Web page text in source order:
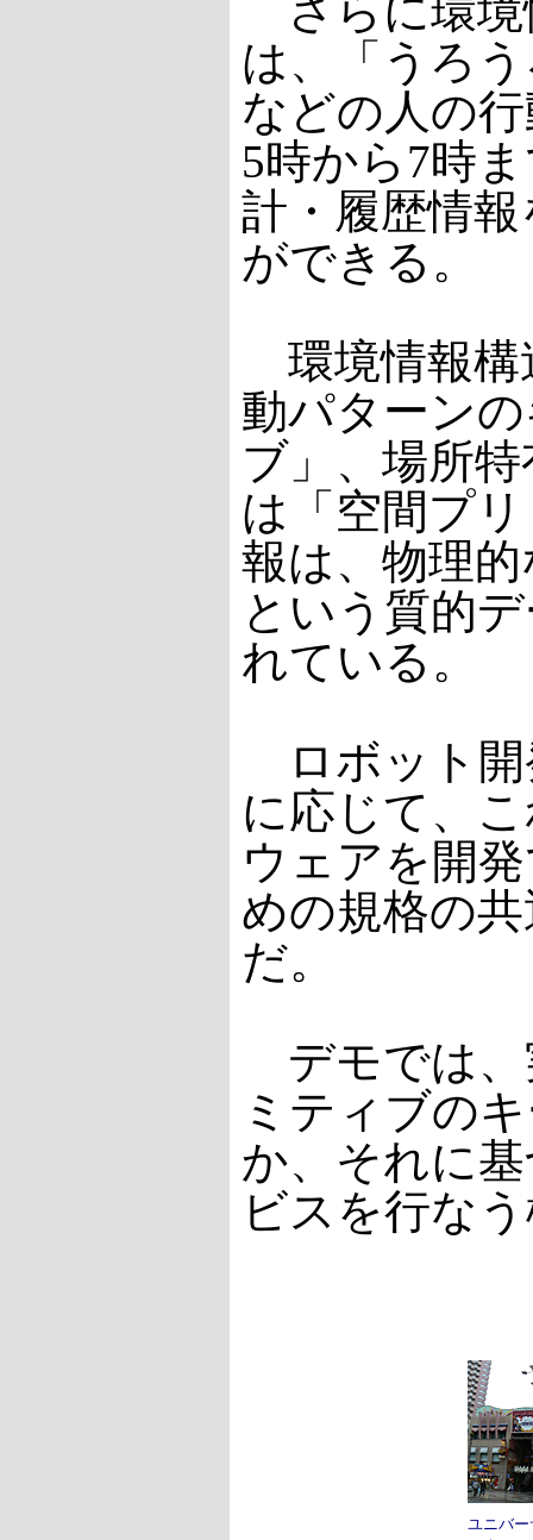
さらに環境
は、「うろ
などの人の
5時から7時
計・履歴情
ができる。
環境情報構
動パターン
ブ」、場所
は「空間プ
報は、物理
という質的
れている。
ロボット開
に応じて、
ウェアを開
めの規格の
だ。
デモでは、
ミティブの
か、それに
ビスを行な
ユニバ